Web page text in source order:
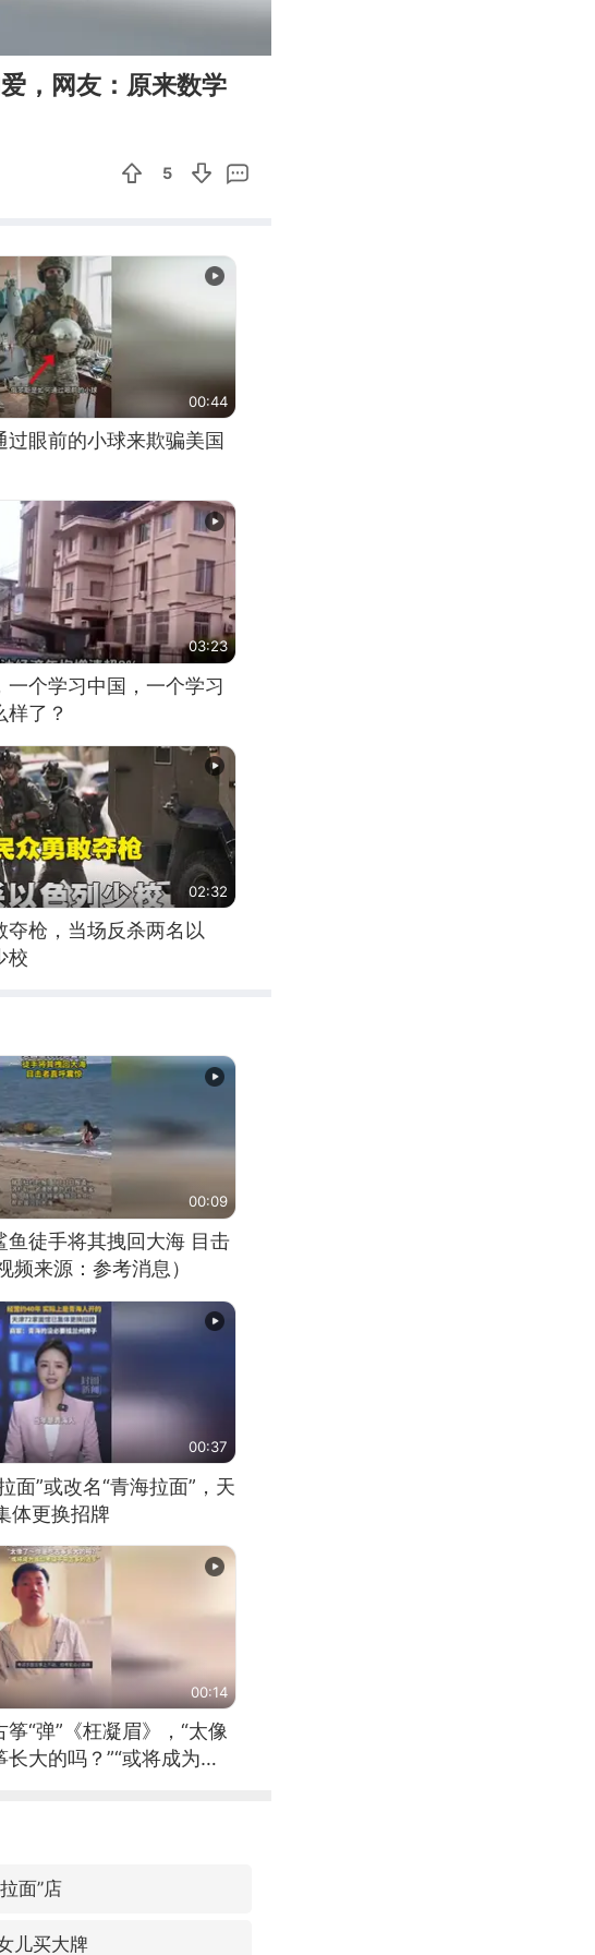
，网友：原来数学
5
00:44
过眼前的小球来欺骗美国
03:23
一个学习中国，一个学习
样了？
02:32
夺枪，当场反杀两名以
校
00:09
鱼徒手将其拽回大海 目击
频来源：参考消息）
00:37
面”或改名“青海拉面”，天
体更换招牌
00:14
“弹”《枉凝眉》，“太像
大的吗？”“或将成为首
面”店
儿买大牌